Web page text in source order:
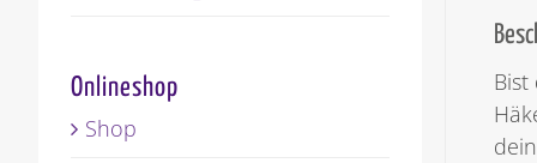
Onlineshop
Shop